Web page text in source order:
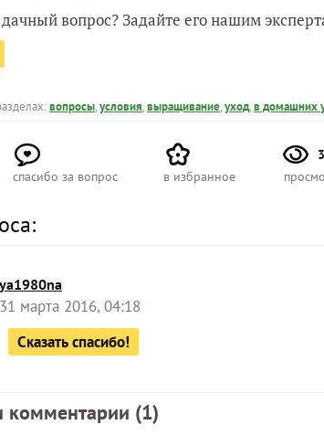
дачный вопрос? Задайте его нашим
вопросы,условия,выращивание,уход,в домашних
спасибо за вопрос в избранное
ya1980na
31 марта 2016, 04:18
Сказать спасибо!
комментарии (1)